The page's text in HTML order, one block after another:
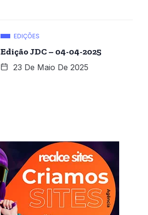
EDIÇÕES
Edição JDC – 04-04-2025
23 De Maio De 2025